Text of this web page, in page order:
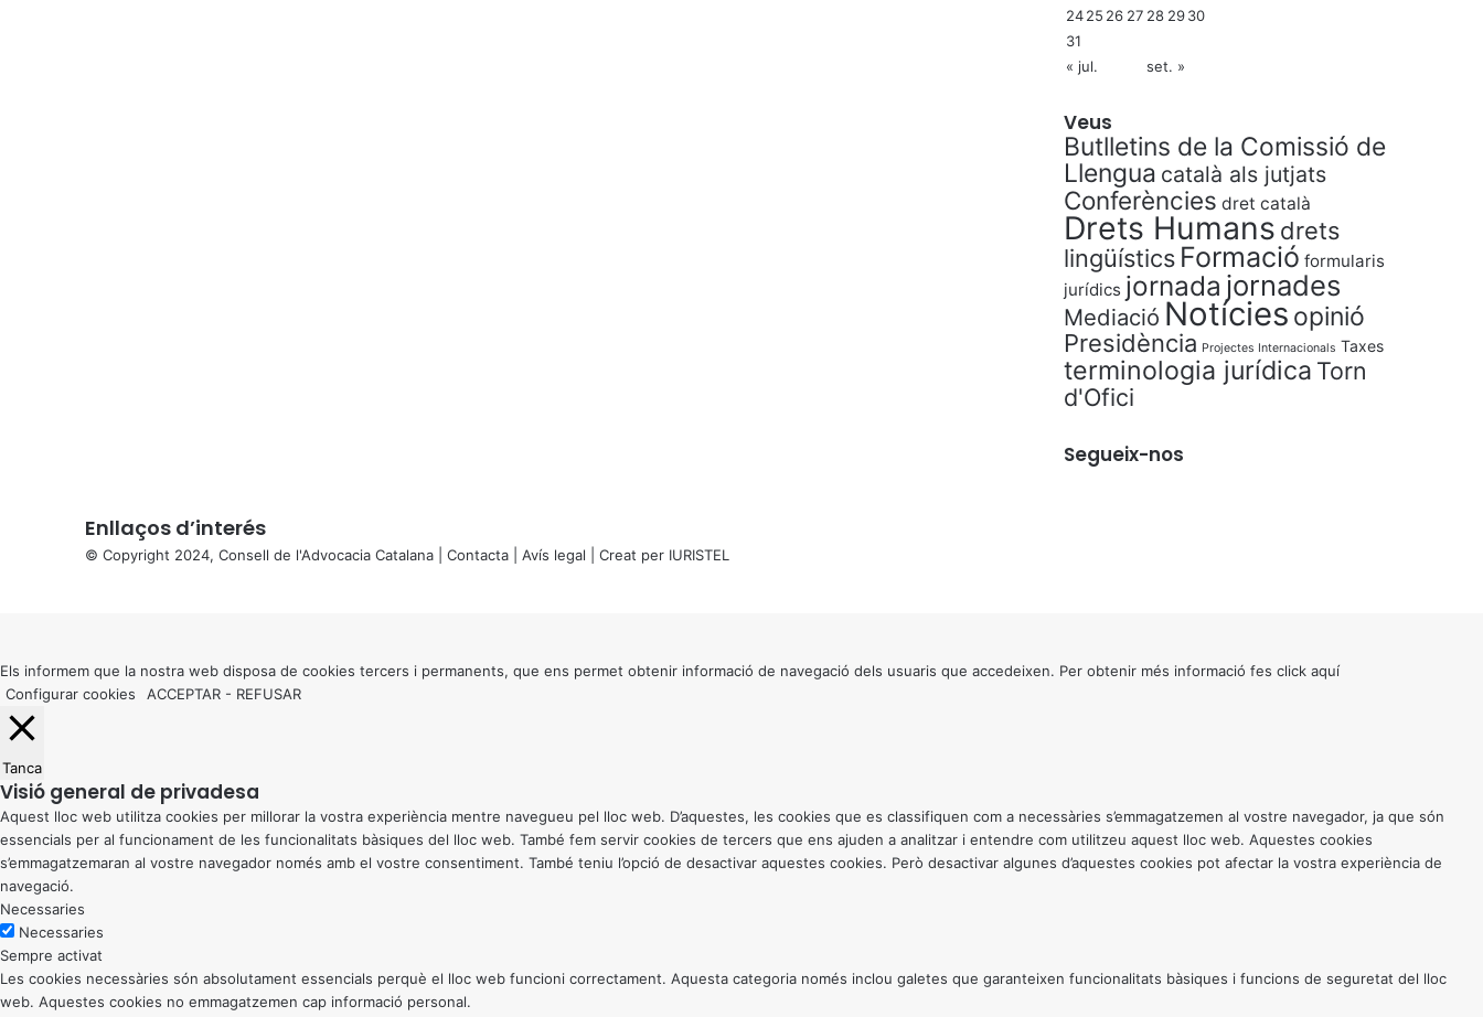
2425 26 27 28 2930
31
« jul.
set. »
Veus
Butlletins de la Comissió de
Llengua català als jutjats
Conferències dret català
Drets Humans drets
lingüístics Formació formularis
jurídics jornada jornades
Mediació Notícies opinió
Presidència Projectes Internacionals Taxes
terminologia jurídica Torn
d'Ofici
Segueix-nos
Enllaços d’interés
© Copyright 2024, Consell de l'Advocacia Catalana | Contacta Avís legal | Creat per IURISTEL
button
Els informem que la nostra web disposa de cookies tercers i permanents, que ens permet obtenir informació de navegació dels usuaris que accedeixen. Per obtenir més informació fes click aquí
Configurar cookies
ACCEPTAR - REFUSAR
Tanca
Visió general de privadesa
Aquest lloc web utilitza cookies per millorar la vostra experiència mentre navegueu pel lloc web. D’aquestes, les cookies que es classifiquen com a necessàries s’emmagatzemen al vostre navegador, ja que són
essencials per al funcionament de les funcionalitats bàsiques del lloc web. També fem servir cookies de tercers que ens ajuden a analitzar i entendre com utilitzeu aquest lloc web. Aquestes cookies
s’emmagatzemaran al vostre navegador només amb el vostre consentiment. També teniu l’opció de desactivar aquestes cookies. Però desactivar algunes d’aquestes cookies pot afectar la vostra experiència de
navegació.
Necessaries
Necessaries
Sempre activat
Les cookies necessàries són absolutament essencials perquè el lloc web funcioni correctament. Aquesta categoria només inclou galetes que garanteixen funcionalitats bàsiques i funcions de seguretat del lloc
web. Aquestes cookies no emmagatzemen cap informació personal.